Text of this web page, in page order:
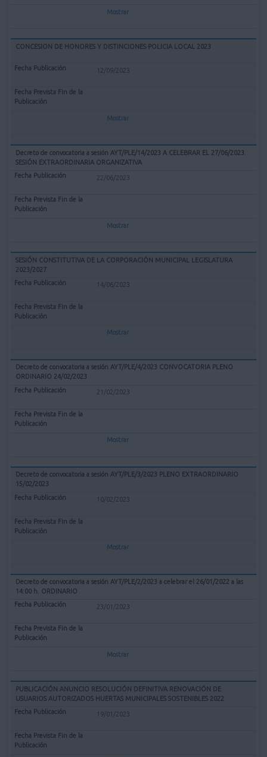
Mostrar
CONCESION DE HONORES Y DISTINCIONES POLICIA LOCAL 2023
12/09/2023
Mostrar
Decreto de convocatoria a sesión AYT/PLE/14/2023 A CELEBRAR EL 27/06/2023.
SESIÓN EXTRAORDINARIA ORGANIZATIVA
22/06/2023
Mostrar
SESIÓN CONSTITUTIVA DE LA CORPORACIÓN MUNICIPAL LEGISLATURA
2023/2027
14/06/2023
Mostrar
Decreto de convocatoria a sesión AYT/PLE/4/2023 CONVOCATORIA PLENO
ORDINARIO 24/02/2023
21/02/2023
Mostrar
Decreto de convocatoria a sesión AYT/PLE/3/2023 PLENO EXTRAORDINARIO
15/02/2023
10/02/2023
Mostrar
Decreto de convocatoria a sesión AYT/PLE/2/2023 a celebrar el 26/01/2022 a las
14:00 h. ORDINARIO
23/01/2023
Mostrar
PUBLICACIÓN ANUNCIO RESOLUCIÓN DEFINITIVA RENOVACIÓN DE
USUARIOS AUTORIZADOS HUERTAS MUNICIPALES SOSTENIBLES 2022
19/01/2023